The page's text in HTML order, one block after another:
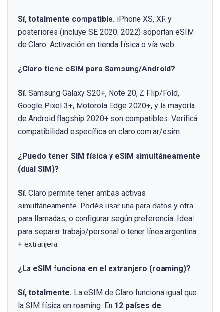
Sí, totalmente compatible. iPhone XS, XR y
posteriores (incluye SE 2020, 2022) soportan eSIM
de Claro. Activación en tienda física o vía web.
¿Claro tiene eSIM para Samsung/Android?
Sí. Samsung Galaxy S20+, Note 20, Z Flip/Fold,
Google Pixel 3+, Motorola Edge 2020+, y la mayoría
de Android flagship 2020+ son compatibles. Verificá
compatibilidad específica en claro.com.ar/esim.
¿Puedo tener SIM física y eSIM simultáneamente
(dual SIM)?
Sí. Claro permite tener ambas activas
simultáneamente. Podés usar una para datos y otra
para llamadas, o configurar según preferencia. Ideal
para separar trabajo/personal o tener línea argentina
+ extranjera.
¿La eSIM funciona en el extranjero (roaming)?
Sí, totalmente. La eSIM de Claro funciona igual que
la SIM física en roaming. En 12 países de